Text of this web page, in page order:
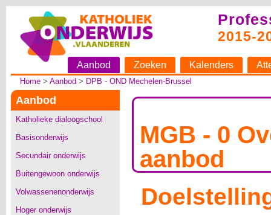
2015-
Aanbod Zoeken Kalenders
Home> Aanbod > DPB - OND Mechelen-Brussel
Aanbod
Katholieke dialoogschool
Basisonderwijs
Secundair onderwijs
Buitengewoon onderwijs
Volwassenenonderwijs
Hoger onderwijs
MGB - 0
aanbod